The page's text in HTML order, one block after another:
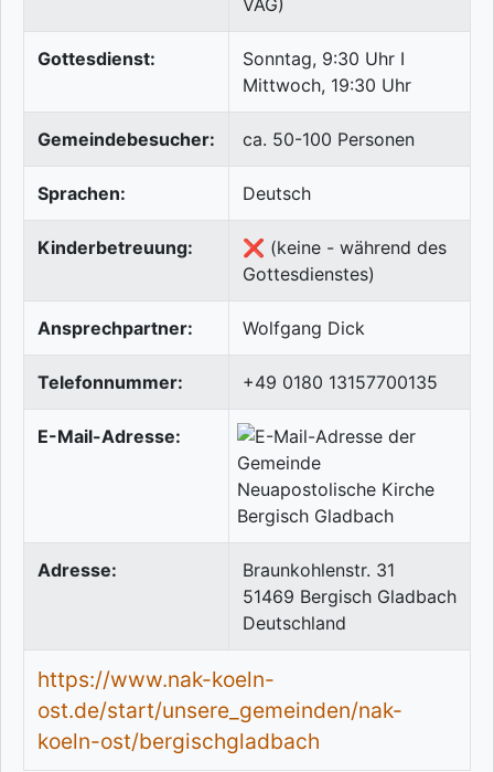
VAG)
Gottesdienst:
Sonntag, 9:30 Uhr I
Mittwoch, 19:30 Uhr
Gemeindebesucher: ca. 50-100 Personen
Sprachen: Deutsch
Kinderbetreuung:
❌ (keine - während des
Gottesdienstes)
Ansprechpartner: Wolfgang Dick
Telefonnummer: +49 0180 13157700135
E-Mail-Adresse:
Adresse:
Braunkohlenstr. 31
51469 Bergisch Gladbach
Deutschland
https://www.nak-koeln-
ost.de/start/unsere_gemeinden/nak-
koeln-ost/bergischgladbach